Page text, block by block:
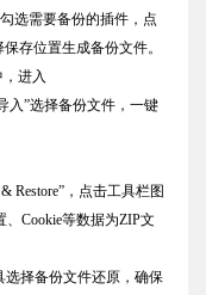
选需要备份的插件，点
存位置生成备份文件。
进入
入”选择备份文件，一键
Restore”，点击工具栏图
Cookie等数据为ZIP文
选择备份文件还原，确保